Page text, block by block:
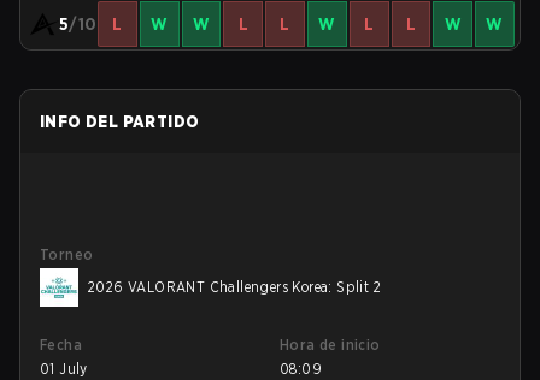
5/10 L W W L L W L L W W
INFO DEL PARTIDO
Torneo
2026 VALORANT Challengers Korea: Split 2
Fecha
01 July
Hora de inicio
08:09